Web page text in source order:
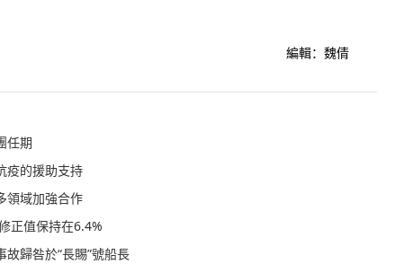
編輯：魏倩
任期
疫的援助支持
領域加強合作
正值保持在6.4%
歸咎於“長賜”號船長